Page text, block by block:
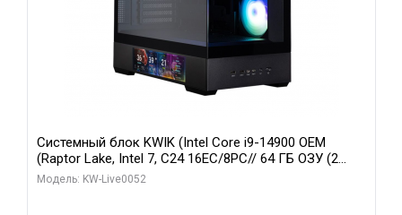
Системный блок KWIK (Intel Core i9-14900 OEM
(Raptor Lake, Intel 7, C24 16EC/8PC// 64 ГБ ОЗУ (2
модуля)/ Palit RTX5080 GAMINGPRO OC 16GB GDDR7
Модель: KW-Live0052